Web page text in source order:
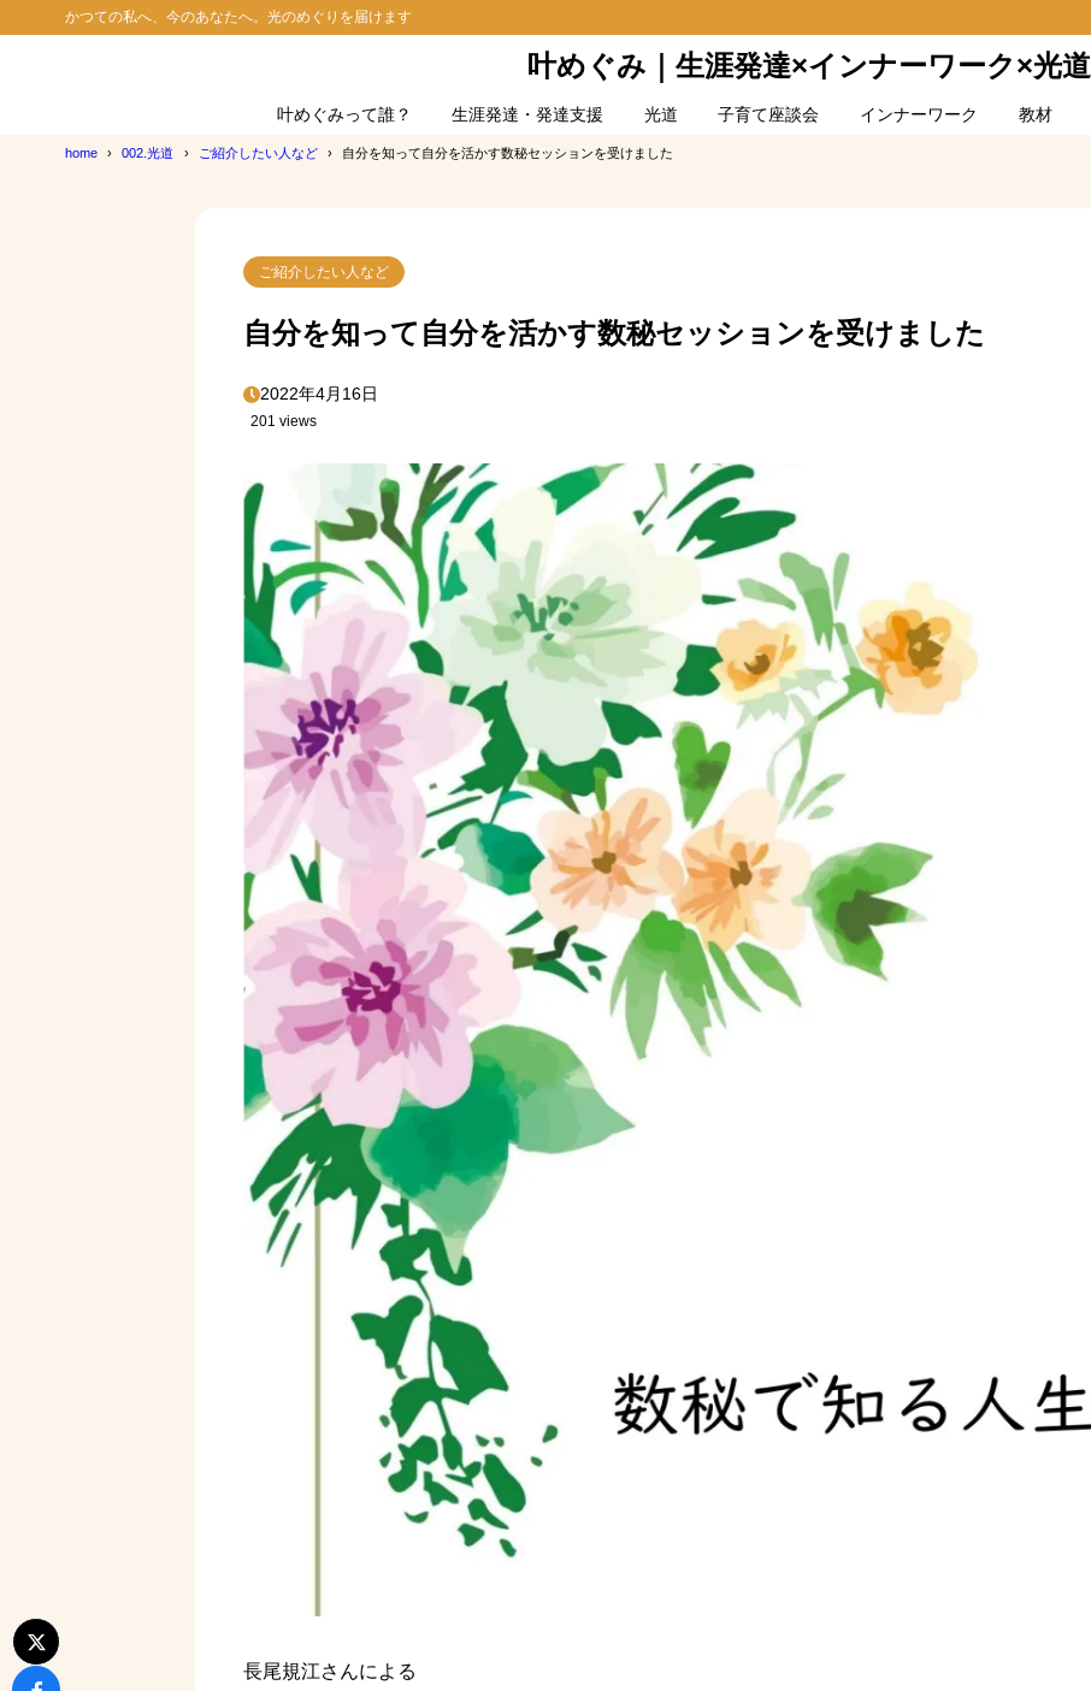
かつての私へ、今のあなたへ。光のめぐりを届けます
叶めぐみ｜生涯発達×インナーワーク×光道
叶めぐみって誰？ 生涯発達・発達支援 光道 子育て座談会 インナーワーク 教材
home 002.光道 ご紹介したい人など 自分を知って自分を活かす数秘セッションを受けました
ご紹介したい人など
自分を知って自分を活かす数秘セッションを受けました
2022年4月16日
201 views
長尾規江さんによる